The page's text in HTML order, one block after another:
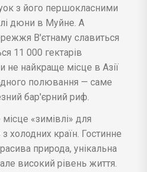
з його першокласними
дюни в Муйне. А
В'єтнаму славиться
11 000 гектарів
не найкраще місце в Азії
полювання — саме
бар'єрний риф.
«зимівлі» для
холодних країн. Гостинне
природа, унікальна
високий рівень життя.